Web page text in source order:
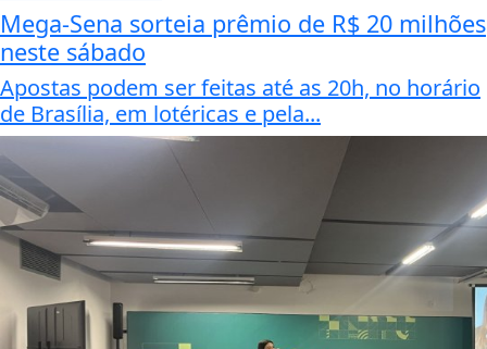
Mega-Sena sorteia prêmio de R$ 20 milhões
neste sábado
Apostas podem ser feitas até as 20h, no horário
de Brasília, em lotéricas e pela...